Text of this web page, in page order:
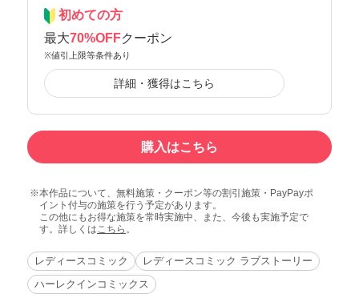
初めての方
最大70%OFFクーポン
※値引上限等条件あり
詳細・獲得はこちら
購入はこちら
本作品について、無料施策・クーポン等の割引施策・PayPayポ
イント付与の施策を行う予定があります。
この他にもお得な施策を常時実施中、また、今後も実施予定で
す。詳しくは こちら 。
レディースコミック
レディースコミック ラブストーリー
ハーレクインコミックス